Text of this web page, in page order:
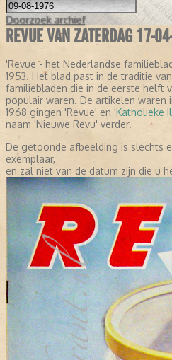
Doorzoek archief
REVUE VAN ZATERDAG 17-
'Revue - het Nederlandse
1953. Het blad past in de traditie
familiebladen die in de eerste helft
populair waren. De artikelen waren
1968 gingen 'Revue' en 'Katholieke
naam 'Nieuwe Revu' verder.
De getoonde afbeelding is slechts
exemplaar,
en zal niet van de datum zijn die u